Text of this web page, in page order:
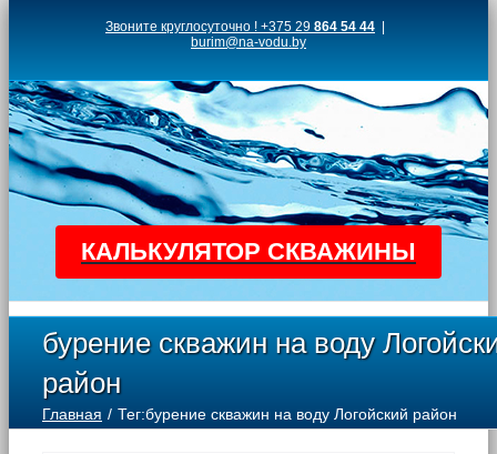
content
Звоните круглосуточно ! +375 29 864 54 44
burim@na-vodu.by
КАЛЬКУЛЯТОР СКВАЖИНЫ
бурение скважин на воду
район
Главная Тег:бурение скважин на воду Логойский район